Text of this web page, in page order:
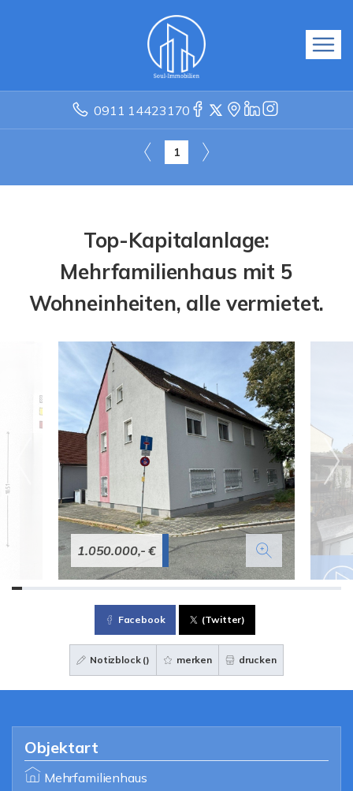
0911 14423170
1
Top-Kapitalanlage:
Mehrfamilienhaus mit 5
Wohneinheiten, alle vermietet.
1.050.000,- €
Facebook (Twitter)
Notizblock () merken drucken
Objektart
Mehrfamilienhaus